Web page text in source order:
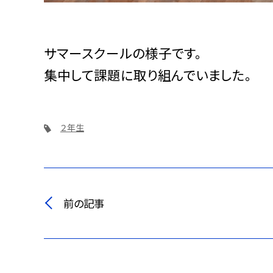
サマースクールの様子です。
集中して課題に取り組んでいました。
２年生
前の記事